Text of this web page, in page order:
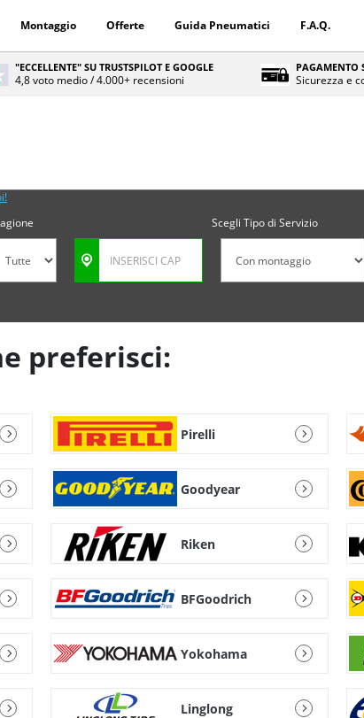
Montaggio Offerte Guida Pneumatici F.A.Q.
"ECCELLENTE" SU TRUSTSPILOT E GOOGLE
4,8 voto medio / 4.000+ recensioni
PAGAMENTO
Sicurezza e
Scegli Tipo di Servizio
preferisci:
Pirelli
Goodyear
Riken
BFGoodrich
Yokohama
Linglong